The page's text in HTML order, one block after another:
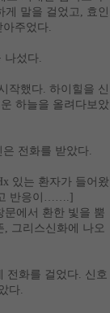
게 말을 걸었고, 효인
아주었다.
나섰다.
작했다. 하이힐을 신
하늘을 올려다보았
은 전화를 받았다.
있는 환자가 들어왔
반응이 …… .]
문에서 환한 빛을 뿜
, 그리스신화에 나오
전화를 걸었다. 신호
다.